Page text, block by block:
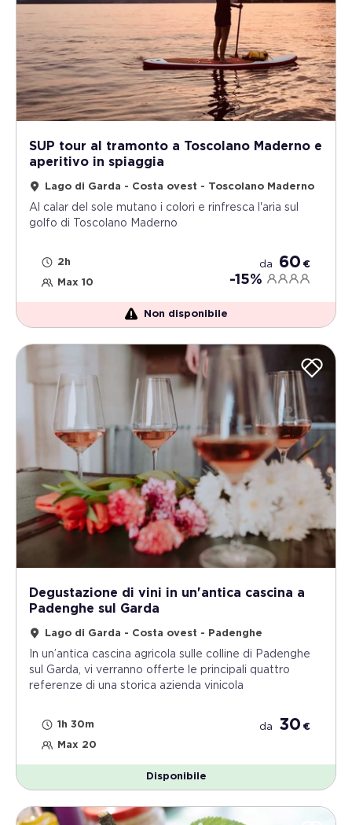
SUP tour al tramonto a Toscolano Maderno e
aperitivo in spiaggia
Lago di Garda - Costa ovest - Toscolano Maderno
Al calar del sole mutano i colori e rinfresca l'aria sul
golfo di Toscolano Maderno
2h
Max 10
da 60 €
-15%
Non disponibile
Degustazione di vini in un'antica cascina a
Padenghe sul Garda
Lago di Garda - Costa ovest - Padenghe
In un’antica cascina agricola sulle colline di Padenghe
sul Garda, vi verranno offerte le principali quattro
referenze di una storica azienda vinicola
1h 30m
Max 20
da 30 €
Disponibile